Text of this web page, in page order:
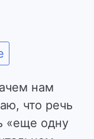
нам
что речь
«еще одну